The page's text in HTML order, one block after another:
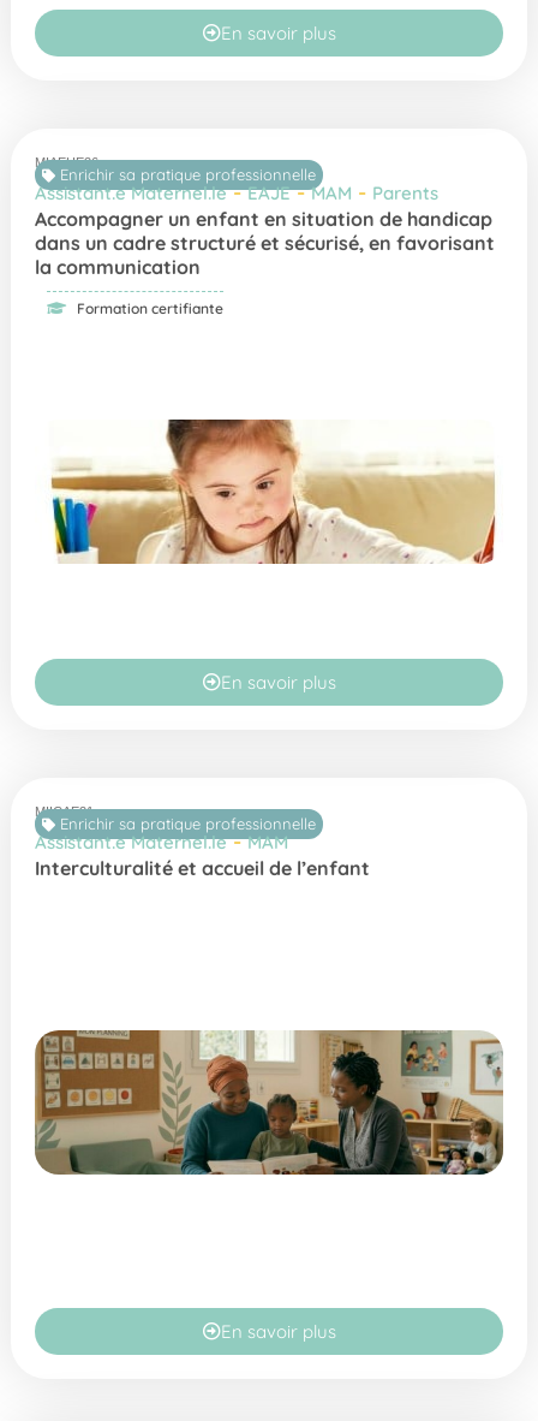
En savoir plus
MIAEHE26
Enrichir sa pratique professionnelle
Assistant.e Maternel.le-EAJE-MAM - Parents
Accompagner un enfant en situation de handicap
dans un cadre structuré et sécurisé, en favorisant
la communication
Formation certifiante
En savoir plus
MIICAE21
Enrichir sa pratique professionnelle
Assistant.e Maternel.le-MAM
Interculturalité et accueil de l’enfant
En savoir plus